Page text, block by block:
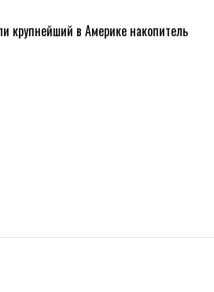
крупнейший в Америке накопитель